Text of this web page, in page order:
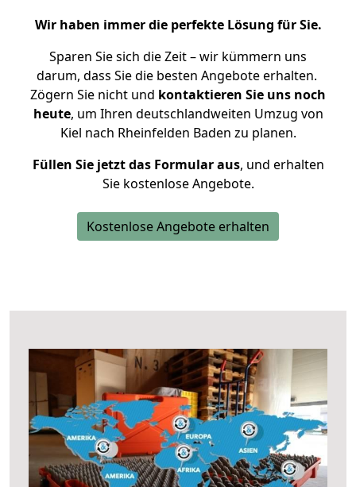
Wir haben immer die perfekte Lösung für Sie.
Sparen Sie sich die Zeit – wir kümmern uns
darum, dass Sie die besten Angebote erhalten.
Zögern Sie nicht und kontaktieren Sie uns noch
heute, um Ihren deutschlandweiten Umzug von
Kiel nach Rheinfelden Baden zu planen.
Füllen Sie jetzt das Formular aus, und erhalten
Sie kostenlose Angebote.
Kostenlose Angebote erhalten